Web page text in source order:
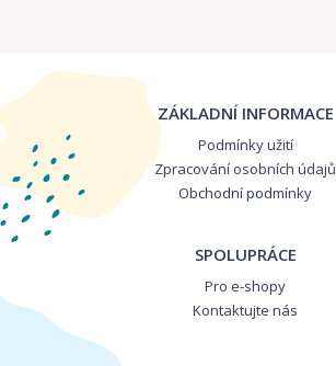
ZÁKLADNÍ INFORMACE
Podmínky užití
Zpracování osobních údajů
Obchodní podmínky
SPOLUPRÁCE
Pro e-shopy
Kontaktujte nás